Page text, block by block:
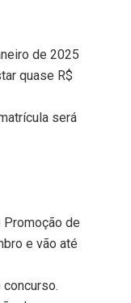
de 2025
quase R$
será
de
e vão até